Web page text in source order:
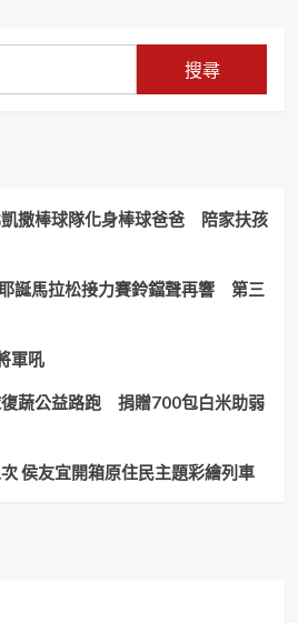
搜尋
撒棒球隊化身棒球爸爸 陪家扶孩
誕馬拉松接力賽鈴鐺聲再響 第三
軍吼
復蔬公益路跑 捐贈700包白米助弱
侯友宜開箱原住民主題彩繪列車